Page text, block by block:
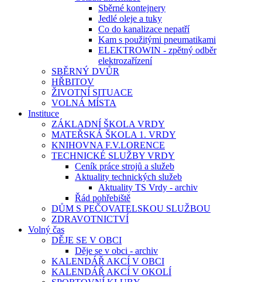
Sběrné kontejnery
Jedlé oleje a tuky
Co do kanalizace nepatří
Kam s použitými pneumatikami
ELEKTROWIN - zpětný odběr
elektrozařízení
SBĚRNÝ DVŮR
HŘBITOV
ŽIVOTNÍ SITUACE
VOLNÁ MÍSTA
Instituce
ZÁKLADNÍ ŠKOLA VRDY
MATEŘSKÁ ŠKOLA 1. VRDY
KNIHOVNA F.V.LORENCE
TECHNICKÉ SLUŽBY VRDY
Ceník práce strojů a služeb
Aktuality technických služeb
Aktuality TS Vrdy - archiv
Řád pohřebiště
DŮM S PEČOVATELSKOU SLUŽBOU
ZDRAVOTNICTVÍ
Volný čas
DĚJE SE V OBCI
Děje se v obci - archiv
KALENDÁŘ AKCÍ V OBCI
KALENDÁŘ AKCÍ V OKOLÍ